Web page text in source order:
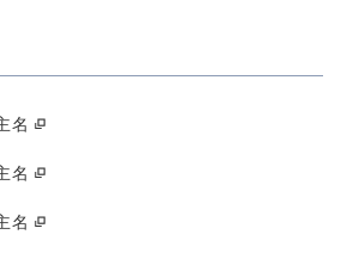
名
名
名